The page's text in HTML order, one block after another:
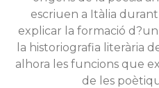
escriuen a Itàlia durant
explicar la formació
la historiografia literària
alhora les funcions que
de les